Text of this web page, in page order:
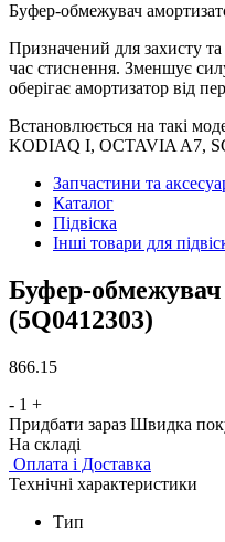
Буфер-обмежувач
Призначений для захисту та
час стиснення. Зменшує
оберігає амортизатор від
Встановлюється на такі
KODIAQ I, OCTAVIA A7,
Запчастини та
Каталог
Підвіска
Інші товари для
Буфер-обмежувач
(5Q0412303)
866.15
- 1 +
Придбати зараз Швидка
На складі
Оплата і Доставка
Технічні характеристики
Тип